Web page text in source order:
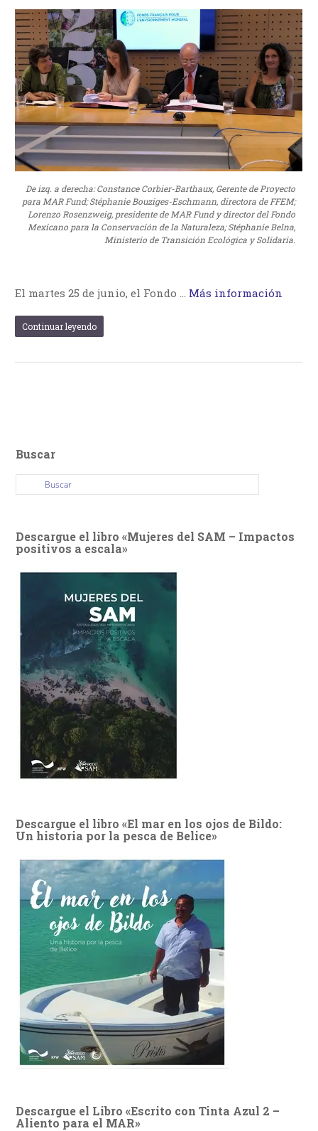
De izq. a derecha: Constance Corbier-Barthaux, Gerente de Proyecto
para MAR Fund; Stéphanie Bouziges-Eschmann, directora de FFEM;
Lorenzo Rosenzweig, presidente de MAR Fund y director del Fondo
Mexicano para la Conservación de la Naturaleza; Stéphanie Belna,
Ministerio de Transición Ecológica y Solidaria.
El martes 25 de junio, el Fondo … Más información
Continuar leyendo
Buscar
Descargue el libro «Mujeres del SAM – Impactos
positivos a escala»
Descargue el libro «El mar en los ojos de Bildo:
Un historia por la pesca de Belice»
Descargue el Libro «Escrito con Tinta Azul 2 –
Aliento para el MAR»